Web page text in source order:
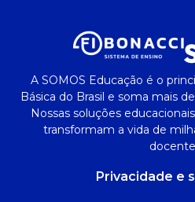
A SOMOS Educação é o
Básica do Brasil e soma mais
Nossas soluções
transformam a vida de
Privacidade e